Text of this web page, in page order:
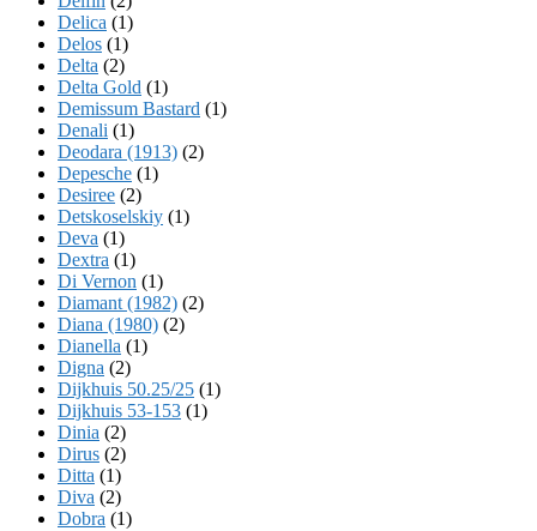
Delica (1)
Delos (1)
Delta (2)
Delta Gold (1)
Demissum Bastard (1)
Denali (1)
Deodara (1913) (2)
Depesche (1)
Desiree (2)
Detskoselskiy (1)
Deva (1)
Dextra (1)
Di Vernon (1)
Diamant (1982) (2)
Diana (1980) (2)
Dianella (1)
Digna (2)
Dijkhuis 50.25/25 (1)
Dijkhuis 53-153 (1)
Dinia (2)
Dirus (2)
Ditta (1)
Diva (2)
Dobra (1)